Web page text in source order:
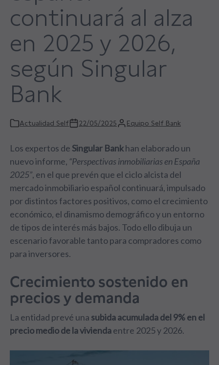
continuará al alza
en 2025 y 2026,
según Singular
Bank
Actualidad Self 22/05/2025 Equipo Self Bank
Los expertos de Singular Bankhan elaborado un
nuevo informe, “Perspectivas inmobiliarias en España
2025”, en el que prevén que el ciclo alcista del
mercado inmobiliario español continuará, impulsado
por distintos factores positivos, como el crecimiento
económico, el dinamismo demográfico y un entorno
de tipos de interés más bajos. Todo ello dibuja un
escenario favorable tanto para compradores como
para inversores.
Crecimiento sostenido en
precios y demanda
La entidad prevé una subida acumulada del 9% en el
precio medio de la viviendaentre 2025 y 2026.